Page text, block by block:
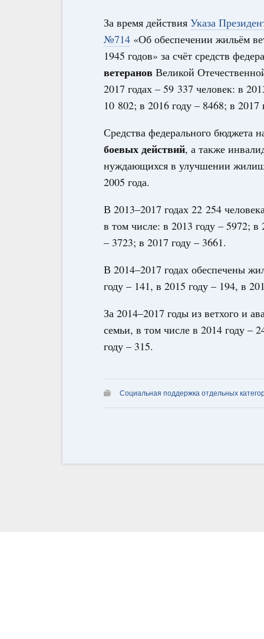
За время действия Указа
№714 «Об обеспечении жильём
1945 годов» за счёт средств
ветеранов Великой
2017 годах – 59 337 человек: в
10 802; в 2016 году – 8468; в 2017
Средства федерального бюджета
боевых действий, а также
нуждающихся в улучшении
2005 года.
В 2013–2017 годах 22 254
в том числе: в 2013 году – 5972; в
– 3723; в 2017 году – 3661.
В 2014–2017 годах обеспечены
году – 141, в 2015 году – 194, в
За 2014–2017 годы из ветхого и
семьи, в том числе в 2014 году –
году – 315.
Социальная поддержка отдельных